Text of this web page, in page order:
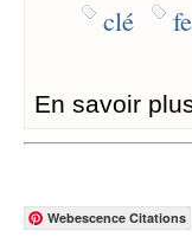
clé
En savoir
Webescence Citations